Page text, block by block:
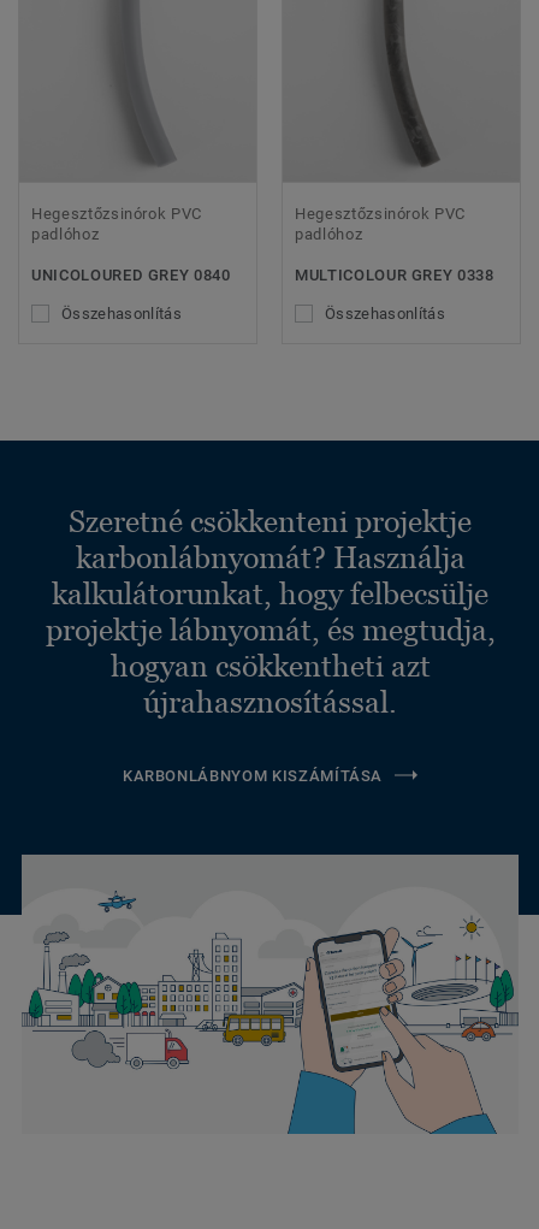
Hegesztőzsinórok PVC
padlóhoz
UNICOLOURED GREY 0840
Összehasonlítás
Hegesztőzsinórok PVC
padlóhoz
MULTICOLOUR GREY 0338
Összehasonlítás
Szeretné csökkenteni projektje
karbonlábnyomát? Használja
kalkulátorunkat, hogy felbecsülje
projektje lábnyomát, és megtudja,
hogyan csökkentheti azt
újrahasznosítással.
KARBONLÁBNYOM KISZÁMÍTÁSA